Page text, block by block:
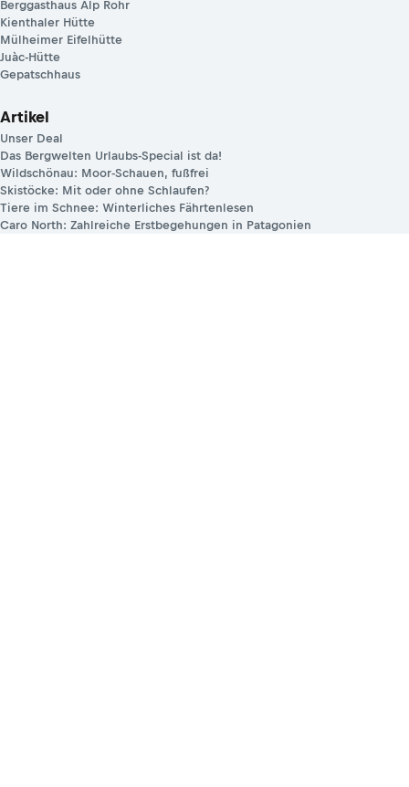
Berggasthaus Alp Rohr
Kienthaler Hütte
Mülheimer Eifelhütte
Juàc-Hütte
Gepatschhaus
Artikel
Unser Deal
Das Bergwelten Urlaubs-Special ist da!
Wildschönau: Moor-Schauen, fußfrei
Skistöcke: Mit oder ohne Schlaufen?
Tiere im Schnee: Winterliches Fährtenlesen
Caro North: Zahlreiche Erstbegehungen in Patagonien